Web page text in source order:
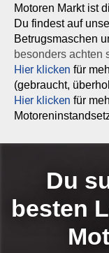
Motoren Markt ist
Du findest auf
Betrugsmaschen
besonders achten
Hier klicken für
(gebraucht,
Hier klicken für
Du
besten